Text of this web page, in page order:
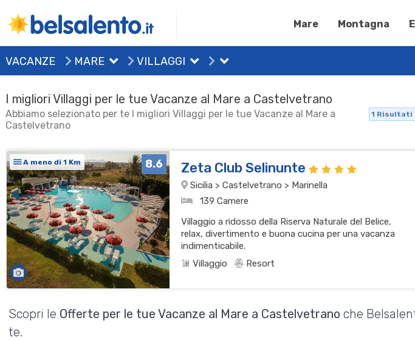
Mare Montagna
VACANZE MARE VILLAGGI
I migliori Villaggi per le tue Vacanze al Mare a Castelvetrano
Abbiamo selezionato per te I migliori Villaggi per le tue Vacanze al Mare a
Castelvetrano
1 Risultati
A meno di 1 Km 8.6 Zeta Club Selinunte
Sicilia > Castelvetrano > Marinella
139 Camere
Villaggio a ridosso della Riserva Naturale del Belice,
relax, divertimento e buona cucina per una vacanza
indimenticabile.
Villaggio
Resort
Scopri le Offerte per le tue Vacanze al Mare a Castelvetrano che
te.